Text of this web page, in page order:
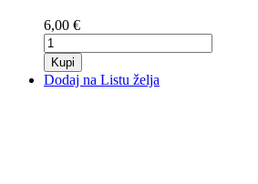
6,00 €
Kupi
Dodaj na Listu želja